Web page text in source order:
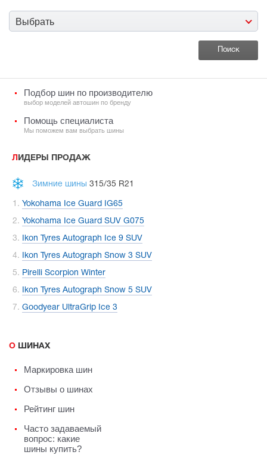
Выбрать
Подбор шин по производителю
выбор моделей автошин по бренду
Помощь специалиста
Мы поможем вам выбрать шины
ЛИДЕРЫ ПРОДАЖ
Зимние шины 315/35 R21
Yokohama Ice Guard IG65
Yokohama Ice Guard SUV G075
Ikon Tyres Autograph Ice 9 SUV
Ikon Tyres Autograph Snow 3 SUV
Pirelli Scorpion Winter
Ikon Tyres Autograph Snow 5 SUV
Goodyear UltraGrip Ice 3
О ШИНАХ
Маркировка шин
Отзывы о шинах
Рейтинг шин
Часто задаваемый
вопрос: какие
шины купить?